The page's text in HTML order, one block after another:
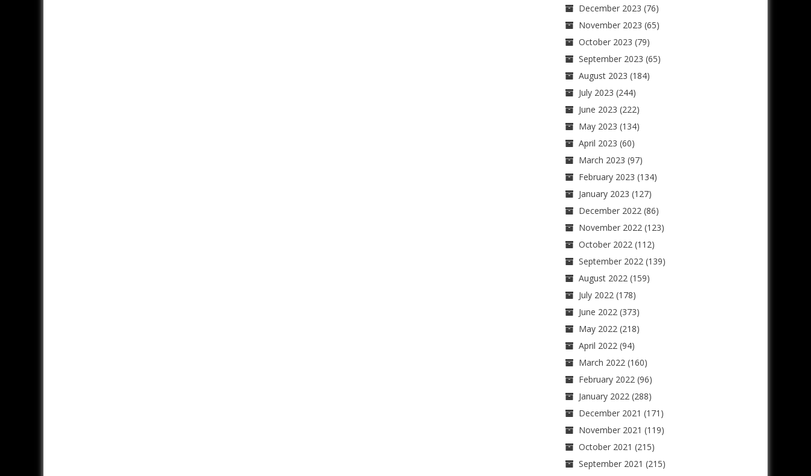
December 2023 (76)
November 2023 (65)
October 2023 (79)
September 2023 (65)
August 2023 (184)
July 2023 (244)
June 2023 (222)
May 2023 (134)
April 2023 (60)
March 2023 (97)
February 2023 (134)
January 2023 (127)
December 2022(86)
November 2022(123)
October 2022(112)
September 2022(139)
August 2022(159)
July 2022(178)
June 2022(373)
May 2022(218)
April 2022(94)
March 2022(160)
February 2022(96)
January 2022(288)
December 2021 (171)
November 2021 (119)
October 2021 (215)
September 2021 (215)